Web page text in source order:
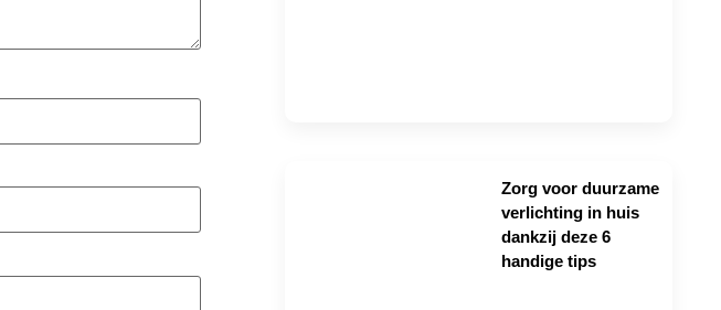
Zorg voor duurzame
verlichting in huis
dankzij deze 6
handige tips